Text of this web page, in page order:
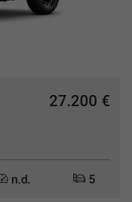
27.200 €
n.d. 5